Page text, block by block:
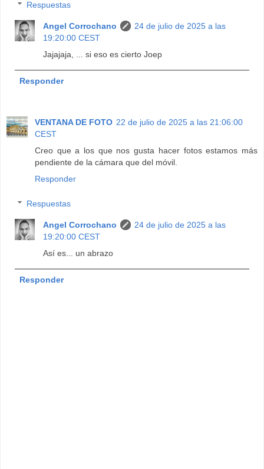
Respuestas
Angel Corrochano
24 de julio de 2025 a las
19:20:00 CEST
Jajajaja, ... si eso es cierto Joep
Responder
VENTANA DE FOTO 22 de julio de 2025 a las 21:06:00
CEST
Creo que a los que nos gusta hacer fotos estamos más
pendiente de la cámara que del móvil.
Responder
Respuestas
Angel Corrochano
24 de julio de 2025 a las
19:20:00 CEST
Así es... un abrazo
Responder